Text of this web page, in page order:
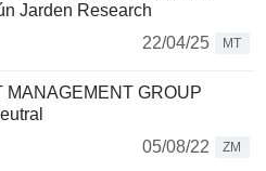
Jarden Research
22/04/25
MT
GROUP
05/08/22
ZM